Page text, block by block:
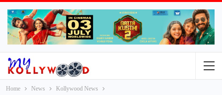
Home News Kollywood News